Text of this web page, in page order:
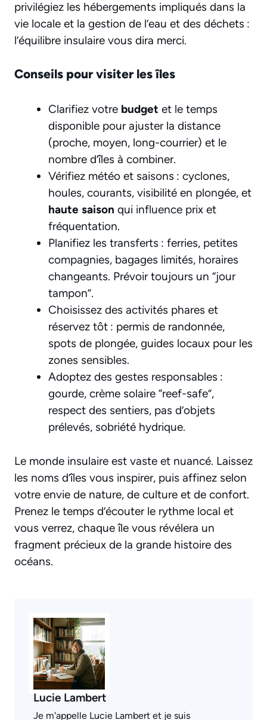
privilégiez les hébergements impliqués dans la
vie locale et la gestion de l’eau et des déchets :
l’équilibre insulaire vous dira merci.
Conseils pour visiter les îles
Clarifiez votre budget et le temps
disponible pour ajuster la distance
(proche, moyen, long-courrier) et le
nombre d’îles à combiner.
Vérifiez météo et saisons : cyclones,
houles, courants, visibilité en plongée, et
haute saison qui influence prix et
fréquentation.
Planifiez les transferts : ferries, petites
compagnies, bagages limités, horaires
changeants. Prévoir toujours un “jour
tampon”.
Choisissez des activités phares et
réservez tôt : permis de randonnée,
spots de plongée, guides locaux pour les
zones sensibles.
Adoptez des gestes responsables :
gourde, crème solaire “reef-safe”,
respect des sentiers, pas d’objets
prélevés, sobriété hydrique.
Le monde insulaire est vaste et nuancé. Laissez
les noms d’îles vous inspirer, puis affinez selon
votre envie de nature, de culture et de confort.
Prenez le temps d’écouter le rythme local et
vous verrez, chaque île vous révélera un
fragment précieux de la grande histoire des
océans.
Lucie Lambert
Je m'appelle Lucie Lambert et je suis